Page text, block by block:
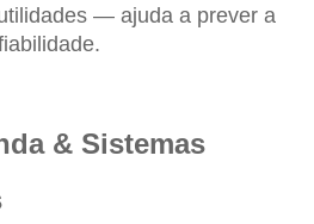
— ajuda a prever a
& Sistemas